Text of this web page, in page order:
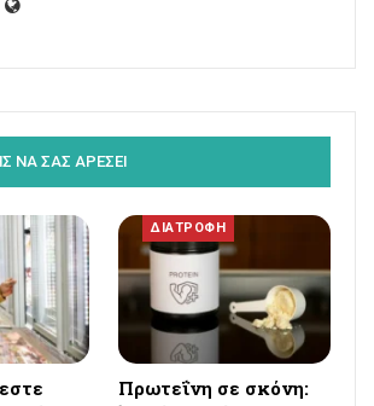
ΝΑ ΣΑΣ ΑΡΕΣΕΙ
ΔΙΑΤΡΟΦΗ
Πρωτεΐνη σε σκόνη: